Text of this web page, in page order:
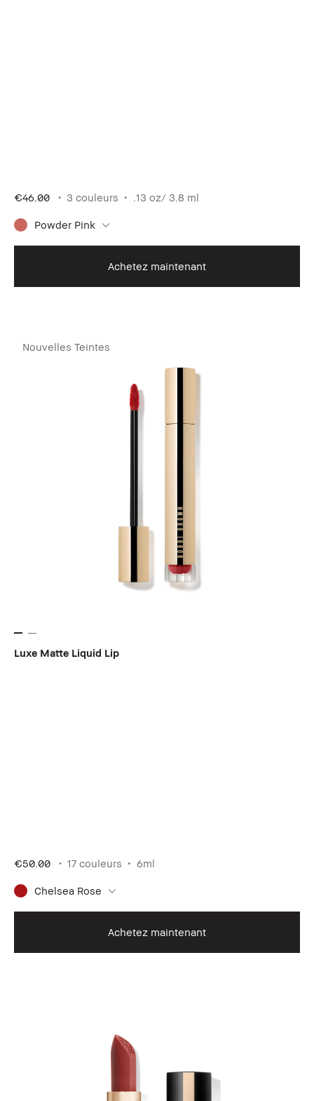
€46.00 3 couleurs .13 oz/ 3.8 ml
Powder Pink
Achetez maintenant
Nouvelles Teintes
Luxe Matte Liquid Lip
€50.00 17 couleurs 6ml
Chelsea Rose
Achetez maintenant